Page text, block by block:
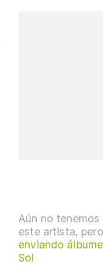
Aún no
este artista,
enviando
Sol